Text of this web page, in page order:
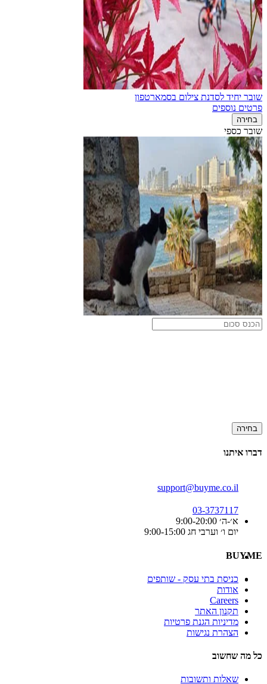
שובר יחיד לסדנת צילום בסמארטפון
פרטים נוספים
בחירה
שובר כספי
בחירה
דברו איתנו
support@buyme.co.il
03-3737117
א׳-ה׳ 9:00-20:00
יום ו׳ וערבי חג 9:00-15:00
BUYME
כניסת בתי עסק - שותפים
אודות
Careers
תקנון האתר
מדיניות הגנת פרטיות
הצהרת נגישות
כל מה שחשוב
שאלות ותשובות